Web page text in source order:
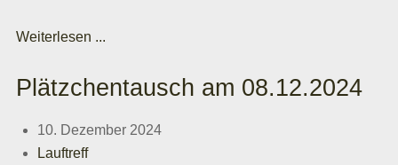
Weiterlesen ...
Plätzchentausch am 08.12.2024
10. Dezember 2024
Lauftreff